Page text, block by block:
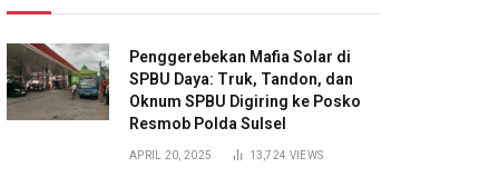
Penggerebekan Mafia Solar di
SPBU Daya: Truk, Tandon, dan
Oknum SPBU Digiring ke Posko
Resmob Polda Sulsel
APRIL 20, 2025 13,724 VIEWS